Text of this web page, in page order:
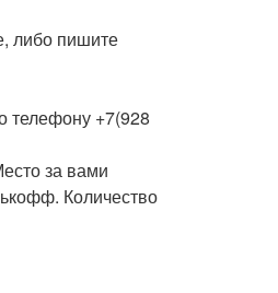
либо пишите
телефону +7(928
за вами
Количество